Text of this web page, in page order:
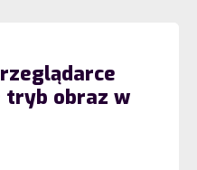
tryb obraz w